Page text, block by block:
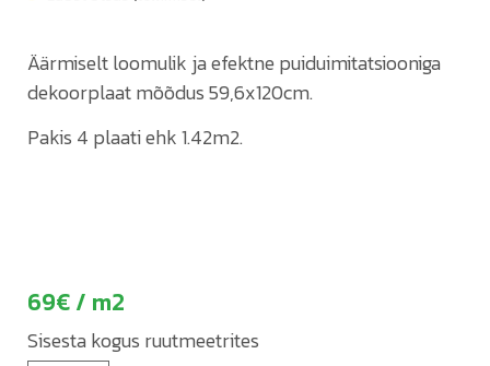
Äärmiselt loomulik ja efektne puiduimitatsiooniga
dekoorplaat mõõdus 59,6x120cm.
Pakis 4 plaati ehk 1.42m2.
69 / m2